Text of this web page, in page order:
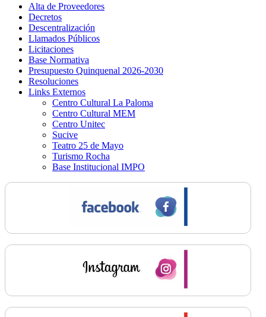
Alta de Proveedores
Decretos
Descentralización
Llamados Públicos
Licitaciones
Base Normativa
Presupuesto Quinquenal 2026-2030
Resoluciones
Links Externos
Centro Cultural La Paloma
Centro Cultural MEM
Centro Unitec
Sucive
Teatro 25 de Mayo
Turismo Rocha
Base Institucional IMPO